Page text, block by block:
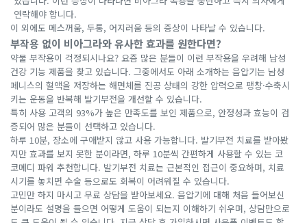
연락해야 합니다.
이 외에도 메스꺼움, 두통, 어지러움 등의 증상이 나타날 수 있습니다.
부작용 없이 비아그라와 유사한 효과를 원한다면?
약물 부작용이 걱정되시나요? 요즘 많은 분들이 이런 부작용을 우려해 남성
건강 기능 제품을 찾고 있습니다. 그중에서도 아래 소개하는 음압기는 남성
페니스의 혈액을 저장하는 해면체를 진공 상태의 강한 압력으로 팽창·수축시
키는 운동을 반복해 발기부전을 개선할 수 있습니다.
특히 사용 고객의 93%가 높은 만족도를 보인 제품으로, 안정성과 효능이 검
증되어 많은 분들이 선택하고 있습니다.
하루 10분, 장소에 구애받지 않고 사용 가능합니다. 발기부전 치료를 받아봤
지만 효과를 보지 못한 분이라면, 하루 10분씩 간편하게 사용할 수 있는 코
코메디 파워 추천합니다. 발기부전 치료는 근본적인 접근이 중요하며, 치료
시기를 놓치면 수술 등으로도 회복이 어려워질 수 있습니다.
고민만 하지 마시고 무료 상담을 받아보세요. 음압기에 대해 처음 들어보신
분이라도 설명을 들으면 어떻게 도움이 되는지 이해하기 쉬우며, 상담만으로